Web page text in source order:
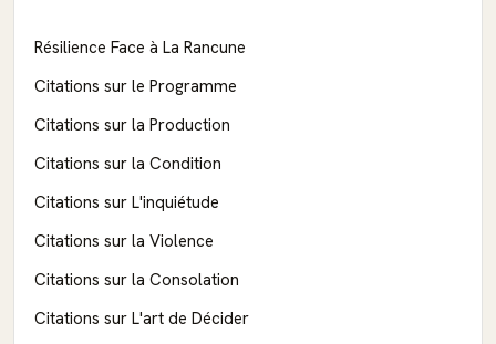
Résilience Face à La Rancune
Citations sur le Programme
Citations sur la Production
Citations sur la Condition
Citations sur L'inquiétude
Citations sur la Violence
Citations sur la Consolation
Citations sur L'art de Décider